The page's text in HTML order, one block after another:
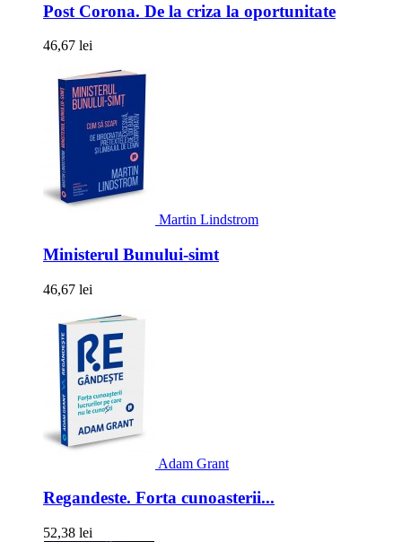
Post Corona. De la criza la oportunitate
46,67 lei
Martin Lindstrom
Ministerul Bunului-simt
46,67 lei
Adam Grant
Regandeste. Forta cunoasterii...
52,38 lei